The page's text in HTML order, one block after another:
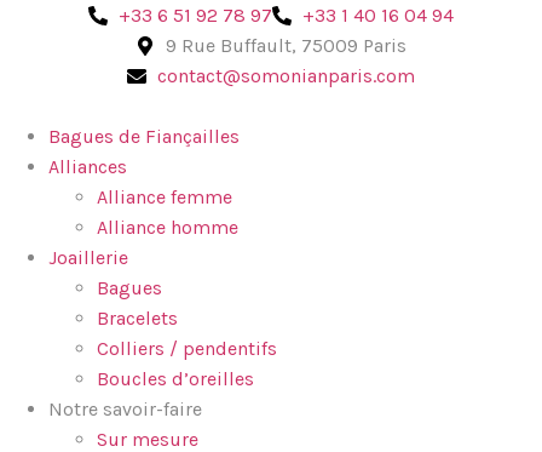
‪+33 6 51 92 78 97‬
+33 1 40 16 04 94
9 Rue Buffault, 75009 Paris
contact@somonianparis.com
Bagues de Fiançailles
Alliances
Alliance femme
Alliance homme
Joaillerie
Bagues
Bracelets
Colliers / pendentifs
Boucles d’oreilles
Notre savoir-faire
Sur mesure